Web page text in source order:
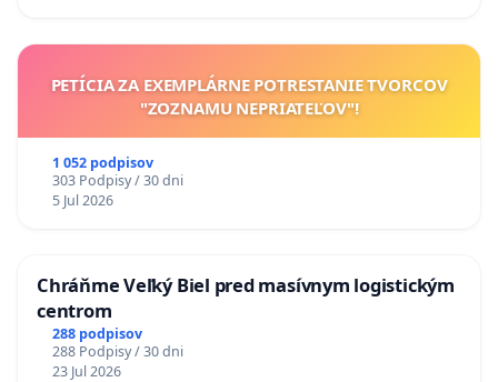
PETÍCIA ZA EXEMPLÁRNE POTRESTANIE TVORCOV
"ZOZNAMU NEPRIATEĽOV"!
1 052 podpisov
303 Podpisy / 30 dni
5 Jul 2026
Chráňme Veľký Biel pred masívnym logistickým
centrom
288 podpisov
288 Podpisy / 30 dni
23 Jul 2026